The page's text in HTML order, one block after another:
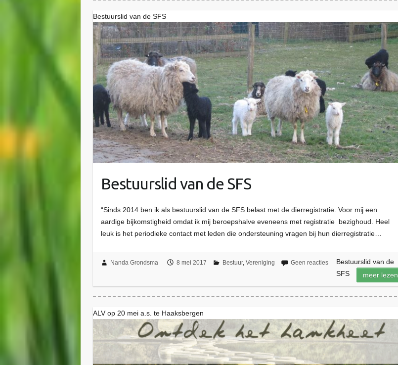
Bestuurslid van de SFS
Bestuurslid van de SFS
“Sinds 2014 ben ik als bestuurslid van de SFS belast met de dierregistratie. Voor mij een
aardige bijkomstigheid omdat ik mij beroepshalve eveneens met registratie bezighoud. Heel
leuk is het periodieke contact met leden die ondersteuning vragen bij hun dierregistratie…
Nanda Grondsma 8 mei 2017 Bestuur, Vereniging Geen reacties
Bestuurslid van de
SFS
meer lezen
ALV op 20 mei a.s. te Haaksbergen